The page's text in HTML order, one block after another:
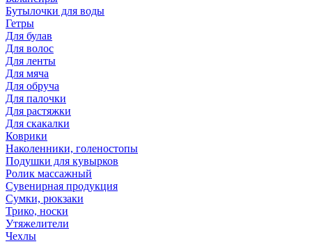
Бутылочки для воды
Гетры
Для булав
Для волос
Для ленты
Для мяча
Для обруча
Для палочки
Для растяжки
Для скакалки
Коврики
Наколенники, голеностопы
Подушки для кувырков
Ролик массажный
Сувенирная продукция
Сумки, рюкзаки
Трико, носки
Утяжелители
Чехлы